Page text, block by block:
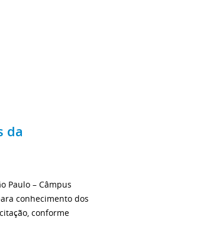
da
Paulo – Câmpus
conhecimento dos
conforme